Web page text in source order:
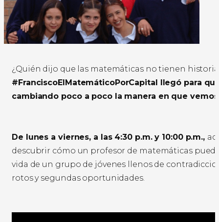
¿Quién dijo que las matemáticas no tienen
#FranciscoElMatemáticoPorCapital llegó para
cambiando poco a poco la manera en que
De lunes a viernes, a las 4:30 p.m. y 10:00 p.m.,
descubrir cómo un profesor de matemáticas
vida de un grupo de jóvenes llenos de
rotos y segundas oportunidades.